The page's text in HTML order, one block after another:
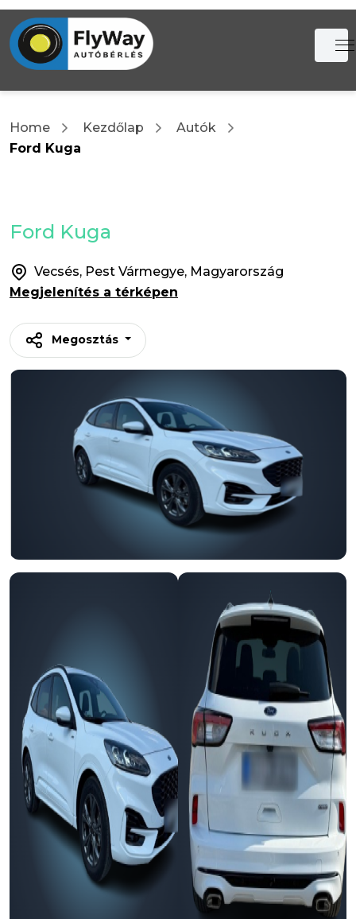
Home Kezdőlap
Autók
Ford Kuga
Ford Kuga
Vecsés, Pest Vármegye, Magyarország
Megjelenítés a térképen
Megosztás